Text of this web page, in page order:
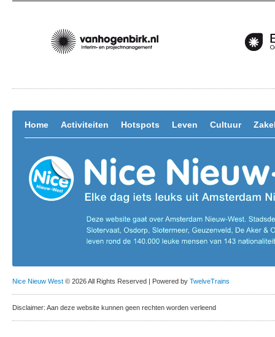
Home Activiteiten Hotspots Leven Cultuur
Nice Nieuw West © 2026 All Rights Reserved | Powered by TwelveTrains
Disclaimer: Aan deze website kunnen geen rechten worden verleend